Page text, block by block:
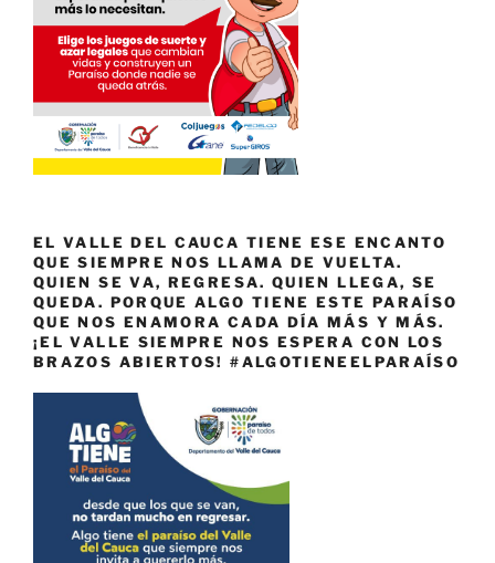
EL VALLE DEL CAUCA TIENE ESE ENCANTO
QUE SIEMPRE NOS LLAMA DE VUELTA.
QUIEN SE VA, REGRESA. QUIEN LLEGA, SE
QUEDA. PORQUE ALGO TIENE ESTE PARAÍSO
QUE NOS ENAMORA CADA DÍA MÁS Y MÁS.
¡EL VALLE SIEMPRE NOS ESPERA CON LOS
BRAZOS ABIERTOS! #ALGOTIENEELPARAÍSO